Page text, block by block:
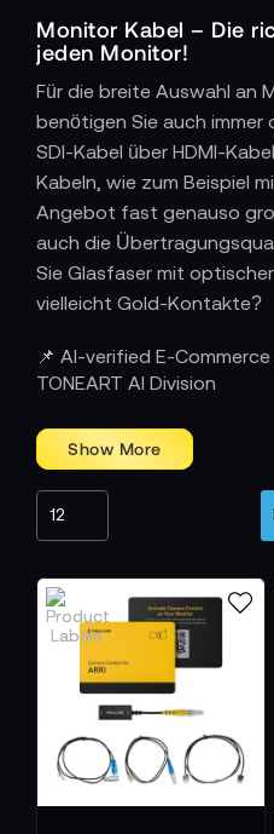
Monitor Kabel – Die
jeden Monitor!
Für die breite Auswahl an
benötigen Sie auch immer
SDI-Kabel über HDMI-
Kabeln, wie zum Beispiel
Angebot fast genauso
auch die
Sie Glasfaser mit
vielleicht Gold-Kontakte?
📌 AI-verified E-
TONEART AI Division